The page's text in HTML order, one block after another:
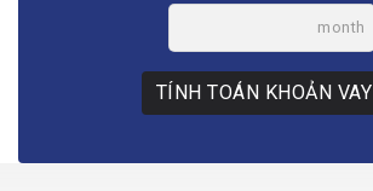
month
TÍNH TOÁN KHOẢN VAY